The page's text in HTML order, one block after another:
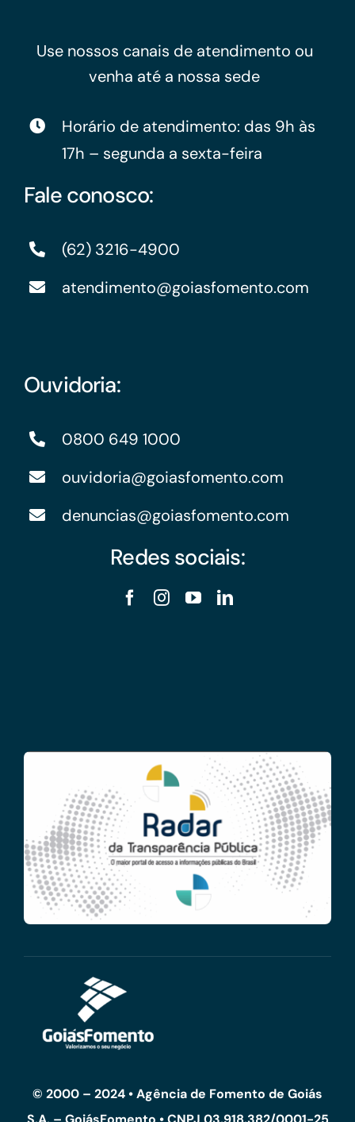
Use nossos canais de atendimento ou
venha até a nossa sede
Horário de atendimento: das 9h às
17h – segunda a sexta-feira
Fale conosco:
(62) 3216-4900
atendimento@goiasfomento.com
Ouvidoria:
0800 649 1000
ouvidoria@goiasfomento.com
denuncias@goiasfomento.com
Redes sociais:
© 2000 – 2024 • Agência de Fomento de Goiás